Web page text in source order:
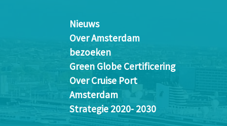
Nieuws
Over Amsterdam
bezoeken
Green Globe Certificering
Over Cruise Port
Amsterdam
Strategie 2020- 2030